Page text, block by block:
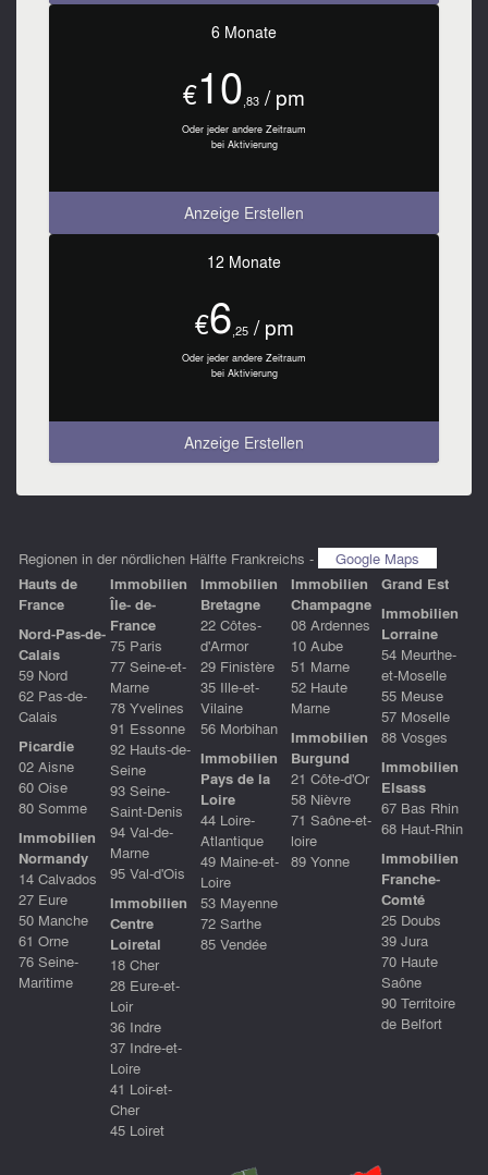
6 Monate
€10,83 / pm
Oder jeder andere Zeitraum
bei Aktivierung
Anzeige Erstellen
12 Monate
€6 ,25/ pm
Oder jeder andere Zeitraum
bei Aktivierung
Anzeige Erstellen
Regionen in der nördlichen Hälfte Frankreichs -
Google Maps
Hauts de
France
Nord-Pas-de-
Calais
59 Nord
62 Pas-de-
Calais
Picardie
02 Aisne
60 Oise
80 Somme
Immobilien
Normandy
14 Calvados
27 Eure
50 Manche
61 Orne
76 Seine-
Maritime
Immobilien
Île- de-
France
75 Paris
77 Seine-et-
Marne
78 Yvelines
91 Essonne
92 Hauts-de-
Seine
93 Seine-
Saint-Denis
94 Val-de-
Marne
95 Val-d'Ois
Immobilien
Centre
Loiretal
18 Cher
28 Eure-et-
Loir
36 Indre
37 Indre-et-
Loire
41 Loir-et-
Cher
45 Loiret
Immobilien
Bretagne
22 Côtes-
d'Armor
29 Finistère
35 Ille-et-
Vilaine
56 Morbihan
Immobilien
Pays de la
Loire
44 Loire-
Atlantique
49 Maine-et-
Loire
53 Mayenne
72 Sarthe
85 Vendée
Immobilien
Champagne
08 Ardennes
10 Aube
51 Marne
52 Haute
Marne
Immobilien
Burgund
21 Côte-d'Or
58 Nièvre
71 Saône-et-
loire
89 Yonne
Grand Est
Immobilien
Lorraine
54 Meurthe-
et-Moselle
55 Meuse
57 Moselle
88 Vosges
Immobilien
Elsass
67 Bas Rhin
68 Haut-Rhin
Immobilien
Franche-
Comté
25 Doubs
39 Jura
70 Haute
Saône
90 Territoire
de Belfort